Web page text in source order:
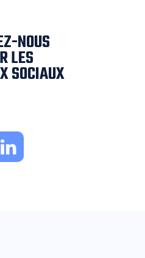
NOUS
LES
SOCIAUX